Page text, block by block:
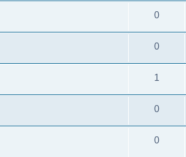
0
0
1
0
0